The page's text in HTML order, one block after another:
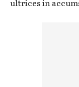
ultrices in